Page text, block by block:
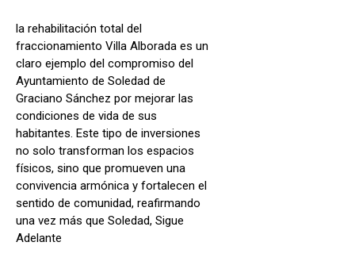
la rehabilitación total del
fraccionamiento Villa Alborada es un
claro ejemplo del compromiso del
Ayuntamiento de Soledad de
Graciano Sánchez por mejorar las
condiciones de vida de sus
habitantes. Este tipo de inversiones
no solo transforman los espacios
físicos, sino que promueven una
convivencia armónica y fortalecen el
sentido de comunidad, reafirmando
una vez más que Soledad, Sigue
Adelante